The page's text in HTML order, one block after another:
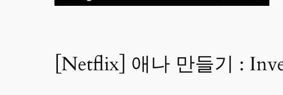
[Netflix] 애나 만들기 :